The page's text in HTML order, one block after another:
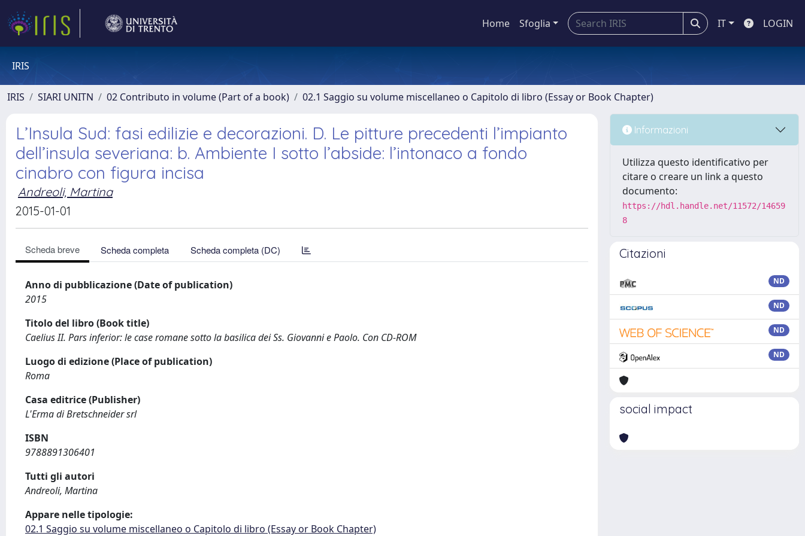
Home Sfoglia IT LOGIN
IRIS
IRIS SIARI UNITN 02 Contributo in volume (Part of a book) 02.1 Saggio su volume miscellaneo o Capitolo di libro (Essay or Book Chapter)
L’Insula Sud: fasi edilizie e decorazioni. D. Le pitture precedenti l’impianto
dell’insula severiana: b. Ambiente I sotto l’abside: l’intonaco a fondo
cinabro con figura incisa
Andreoli, Martina
2015-01-01
Scheda breve Scheda completa Scheda completa (DC)
Anno di pubblicazione (Date of publication)
2015
Titolo del libro (Book title)
Caelius II. Pars inferior: le case romane sotto la basilica dei Ss. Giovanni e Paolo. Con CD-ROM
Luogo di edizione (Place of publication)
Roma
Casa editrice (Publisher)
L'Erma di Bretschneider srl
ISBN
9788891306401
Tutti gli autori
Andreoli, Martina
Appare nelle tipologie:
02.1 Saggio su volume miscellaneo o Capitolo di libro (Essay or Book Chapter)
Informazioni
Utilizza questo identificativo per
citare o creare un link a questo
documento:
https://hdl.handle.net/11572/14659
8
Citazioni
ND
ND
ND
ND
social impact